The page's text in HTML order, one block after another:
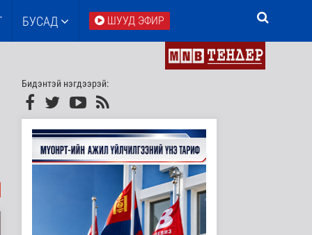
БУСАД ШУУД ЭФИР
Бидэнтэй нэгдээрэй: